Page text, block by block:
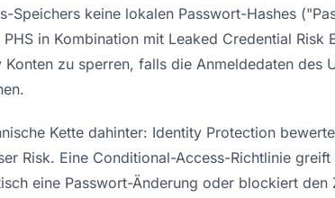
Speichers keine lokalen Passwort-Hashes
PHS in Kombination mit Leaked Credential Risk
Konten zu sperren, falls die Anmeldedaten des
Kette dahinter: Identity Protection
Risk. Eine Conditional-Access-Richtlinie
eine Passwort-Änderung oder blockiert